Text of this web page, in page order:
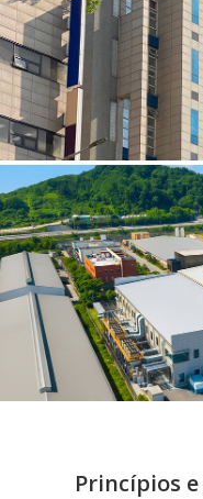
Princípios